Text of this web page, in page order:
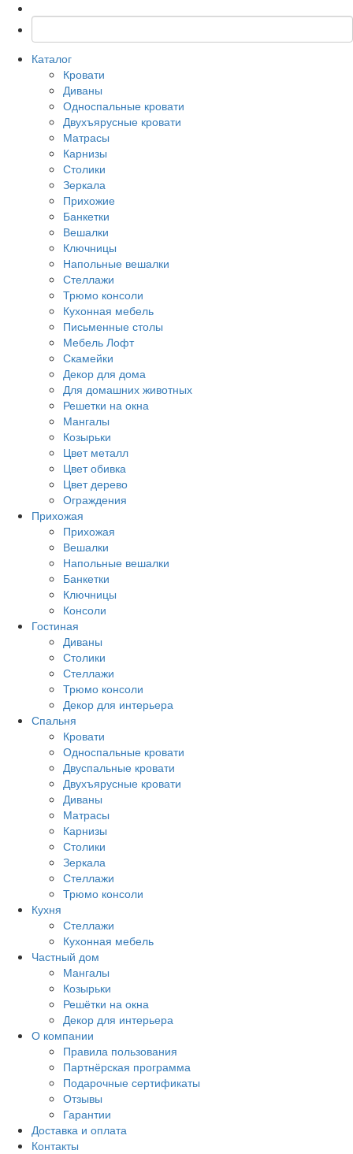
Каталог
Кровати
Диваны
Односпальные кровати
Двухъярусные кровати
Матрасы
Карнизы
Столики
Зеркала
Прихожие
Банкетки
Вешалки
Ключницы
Напольные вешалки
Стеллажи
Трюмо консоли
Кухонная мебель
Письменные столы
Мебель Лофт
Скамейки
Декор для дома
Для домашних животных
Решетки на окна
Мангалы
Козырьки
Цвет металл
Цвет обивка
Цвет дерево
Ограждения
Прихожая
Прихожая
Вешалки
Напольные вешалки
Банкетки
Ключницы
Консоли
Гостиная
Диваны
Столики
Стеллажи
Трюмо консоли
Декор для интерьера
Спальня
Кровати
Односпальные кровати
Двуспальные кровати
Двухъярусные кровати
Диваны
Матрасы
Карнизы
Столики
Зеркала
Стеллажи
Трюмо консоли
Кухня
Стеллажи
Кухонная мебель
Частный дом
Мангалы
Козырьки
Решётки на окна
Декор для интерьера
О компании
Правила пользования
Партнёрская программа
Подарочные сертификаты
Отзывы
Гарантии
Доставка и оплата
Контакты